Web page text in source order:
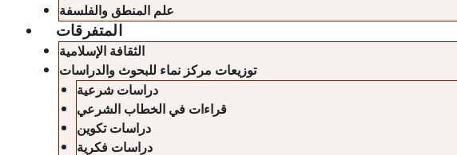
علم المنطق والفلسفة
المتفرقات
الثقافة الإسلامية
توزيعات مركز نماء للبحوث والدراسات
دراسات شرعية
قراءات في الخطاب الشرعي
دراسات تكوين
دراسات فكرية